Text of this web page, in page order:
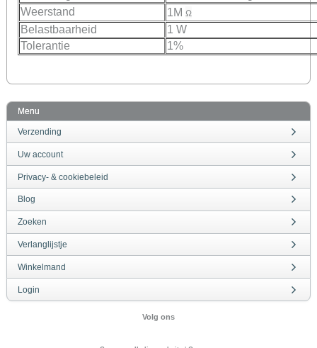
Weerstand
1M Ω
Belastbaarheid
1 W
Tolerantie
1%
Menu
Verzending
Uw account
Privacy- & cookiebeleid
Blog
Zoeken
Verlanglijstje
Winkelmand
Login
Volg ons